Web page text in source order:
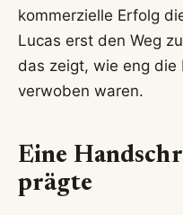
kommerzielle Erfolg
Lucas erst den Weg
das zeigt, wie eng die
verwoben waren.
Eine
prägte